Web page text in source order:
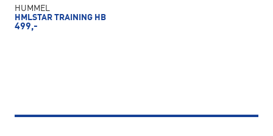
HUMMEL
HMLSTAR TRAINING HB
499,-